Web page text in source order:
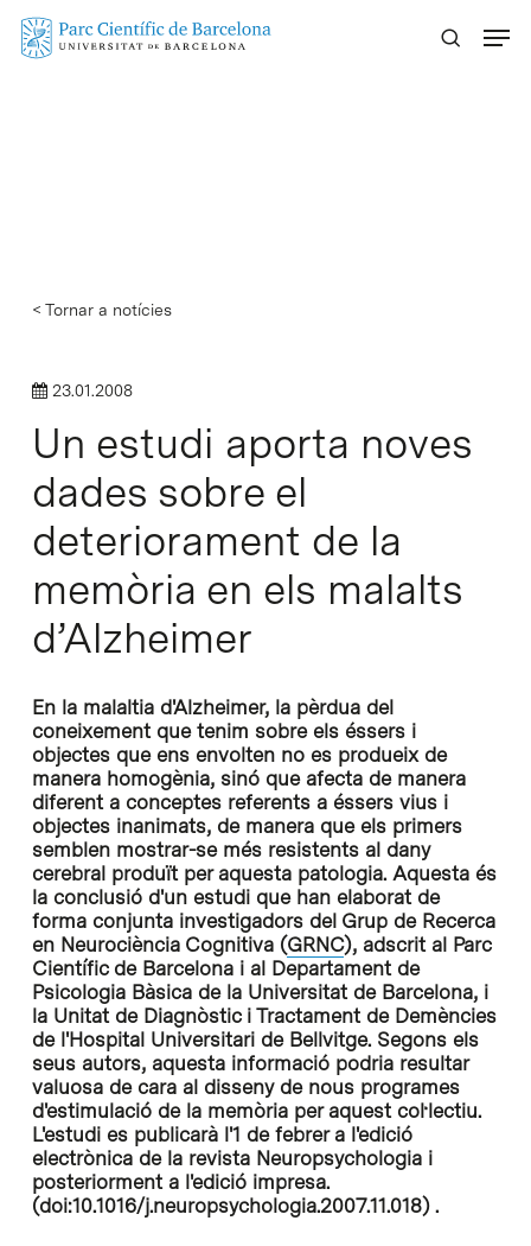
Skip
< Tornar a notícies
23.01.2008
Un estudi aporta noves
dades sobre el
deteriorament de la
memòria en els malalts
d’Alzheimer
En la malaltia d'Alzheimer, la pèrdua del
coneixement que tenim sobre els éssers i
objectes que ens envolten no es produeix de
manera homogènia, sinó que afecta de manera
diferent a conceptes referents a éssers vius i
objectes inanimats, de manera que els primers
semblen mostrar-se més resistents al dany
cerebral produït per aquesta patologia. Aquesta és
la conclusió d'un estudi que han elaborat de
forma conjunta investigadors del Grup de Recerca
en Neurociència Cognitiva (GRNC), adscrit al Parc
Científic de Barcelona i al Departament de
Psicologia Bàsica de la Universitat de Barcelona, i
la Unitat de Diagnòstic i Tractament de Demències
de l'Hospital Universitari de Bellvitge. Segons els
seus autors, aquesta informació podria resultar
valuosa de cara al disseny de nous programes
d'estimulació de la memòria per aquest col·lectiu.
L'estudi es publicarà l'1 de febrer a l'edició
electrònica de la revista Neuropsychologiai
posteriorment a l'edició impresa.
(doi:10.1016/j.neuropsychologia.2007.11.018) .